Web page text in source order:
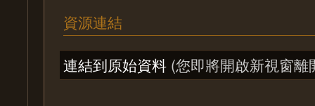
資源連結
連結到原始資料 (您即將開啟新視窗離